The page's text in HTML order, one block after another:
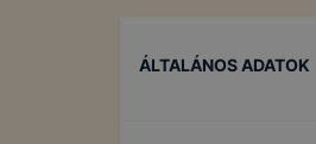
ÁLTALÁNOS ADATOK